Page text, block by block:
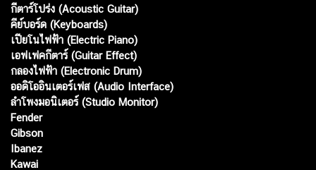
กีตาร์โปร่ง (Acoustic Guitar)
คีย์บอร์ด (Keyboards)
เปียโนไฟฟ้า (Electric Piano)
เอฟเฟคกีตาร์ (Guitar Effect)
กลองไฟฟ้า (Electronic Drum)
ออดิโออินเตอร์เฟส (Audio Interface)
ลำโพงมอนิเตอร์ (Studio Monitor)
Fender
Gibson
Ibanez
Kawai